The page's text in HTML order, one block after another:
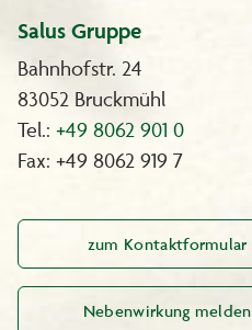
Salus Gruppe
Bahnhofstr. 24
83052 Bruckmühl
Tel.: +49 8062 901 0
Fax: +49 8062 919 7
zum Kontaktformular
Nebenwirkung melden